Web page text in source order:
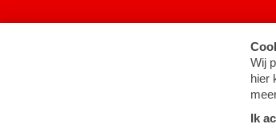
Cookie-instellingen